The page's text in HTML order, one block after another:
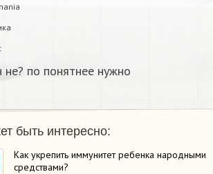
не? по понятнее нужно​
быть интересно:
Как укрепить иммунитет ребенка народными
средствами?